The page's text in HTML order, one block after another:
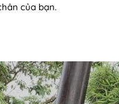
của bạn.